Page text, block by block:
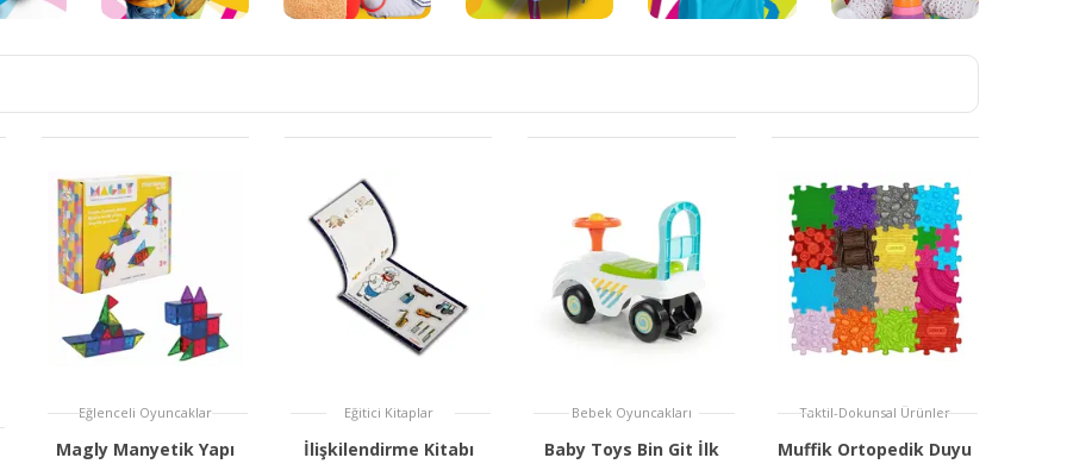
Eğlenceli Oyuncaklar
Magly Manyetik Yapı
Eğitici Kitaplar
İlişkilendirme Kitabı
Bebek Oyuncakları
Baby Toys Bin Git İlk
Taktil-Dokunsal Ürünler
Muffik Ortopedik Duyu